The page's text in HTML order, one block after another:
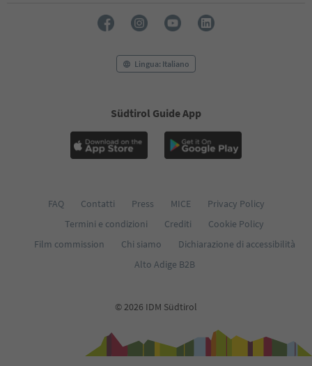
Lingua: Italiano
Südtirol Guide App
FAQ Contatti Press MICE
Privacy Policy
Termini e condizioni
Crediti
Cookie Policy
Film commission
Chi siamo
Dichiarazione di accessibilità
Alto Adige B2B
© 2026 IDM Südtirol